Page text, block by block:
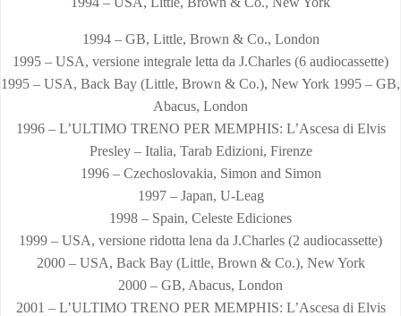
1994 – GB, Little, Brown & Co., London
1995 – USA, versione integrale letta da J.Charles (6 audiocassette)
1995 – USA, Back Bay (Little, Brown & Co.), New York 1995 – GB,
Abacus, London
1996 – L’ULTIMO TRENO PER MEMPHIS: L’Ascesa di Elvis
Presley – Italia, Tarab Edizioni, Firenze
1996 – Czechoslovakia, Simon and Simon
1997 – Japan, U-Leag
1998 – Spain, Celeste Ediciones
1999 – USA, versione ridotta lena da J.Charles (2 audiocassette)
2000 – USA, Back Bay (Little, Brown & Co.), New York
2000 – GB, Abacus, London
2001 – L’ULTIMO TRENO PER MEMPHIS: L’Ascesa di Elvis